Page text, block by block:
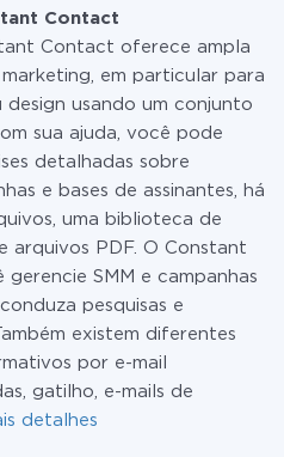
Contact
Contact oferece ampla
em particular para
design usando um conjunto
sua ajuda, você pode
detalhadas sobre
e bases de assinantes, há
uma biblioteca de
arquivos PDF. O Constant
SMM e campanhas
pesquisas e
existem diferentes
por e-mail
gatilho, e-mails de
detalhes